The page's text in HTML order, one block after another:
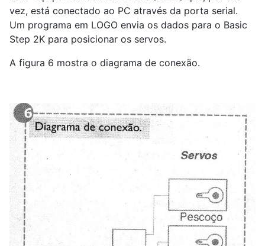
vez, está conectado ao PC através da porta serial.
Um programa em LOGO envia os dados para o Basic
Step 2K para posicionar os servos.
A figura 6 mostra o diagrama de conexão.